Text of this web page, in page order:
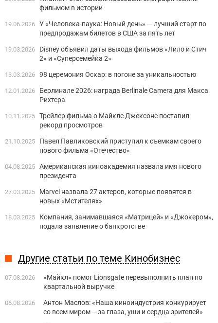
фильмом в истории
19.06.2026 У «Человека-паука: Новый день» — лучший старт по
предпродажам билетов в США за пять лет
19.03.2026
Disney объявил даты выхода фильмов «Лило и Стич
2» и «Суперсемейка 2»
13.03.2026 98 церемония Оскар: в погоне за уникальностью
12.01.2026
Берлинале 2026: награда Berlinale Camera для Макса
Рихтера
10.11.2025 Трейлер фильма о Майкле Джексоне поставил
рекорд просмотров
21.10.2025
Павел Павликовский приступил к съемкам своего
нового фильма «Отечество»
04.08.2025 Американская киноакадемия назвала имя нового
президента
27.03.2025
Marvel назвала 27 актеров, которые появятся в
новых «Мстителях»
18.03.2025
Компания, занимавшаяся «Матрицей» и «Джокером»,
подала заявление о банкротстве
Другие статьи по теме Кинобизнес
07.08.2026
«Майкл» помог Lionsgate перевыполнить план по
квартальной выручке
06.08.2026
Антон Маслов: «Наша киноиндустрия конкурирует
со всем миром – за глаза, уши и сердца зрителей»